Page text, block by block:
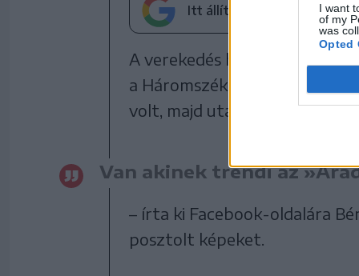
I want
of my
was
Opted
Itt állíthatja be, hogy a
A verekedés húsvéthétfőn
a Háromszéki Ifjúsági
volt, majd utána az utcán
Van akinek trendi az
– írta ki Facebook-oldalára
posztolt képeket.